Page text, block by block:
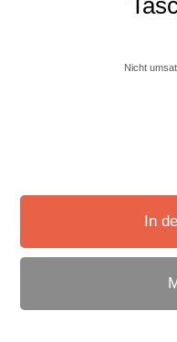
Nicht
In